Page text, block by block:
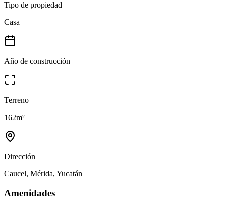
Tipo de propiedad
Casa
Año de construcción
Terreno
162m²
Dirección
Caucel, Mérida, Yucatán
Amenidades